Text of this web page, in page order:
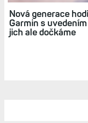
Nová generace
Garmin s
jich ale dočkáme